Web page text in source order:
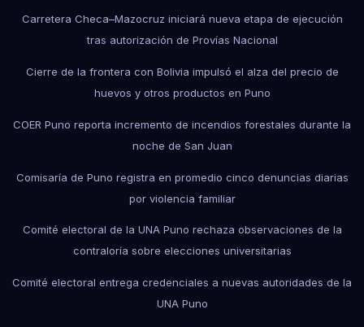
Carretera Checa–Mazocruz iniciará nueva etapa de ejecución
tras autorización de Provías Nacional
Cierre de la frontera con Bolivia impulsó el alza del precio de
huevos y otros productos en Puno
COER Puno reporta incremento de incendios forestales durante la
noche de San Juan
Comisaría de Puno registra en promedio cinco denuncias diarias
por violencia familiar
Comité electoral de la UNA Puno rechaza observaciones de la
contraloría sobre elecciones universitarias
Comité electoral entrega credenciales a nuevas autoridades de la
UNA Puno